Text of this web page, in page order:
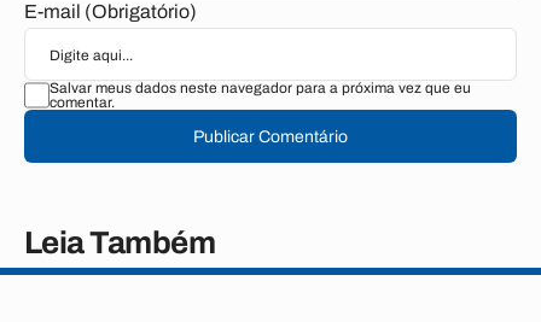
E-mail (Obrigatório)
Salvar meus dados neste navegador para a próxima vez que eu
comentar.
Publicar Comentário
Leia Também